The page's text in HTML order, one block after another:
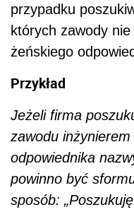
przypadku
których zawody
żeńskiego
Przykład
Jeżeli firma
zawodu
odpowiednika
powinno być
sposób: